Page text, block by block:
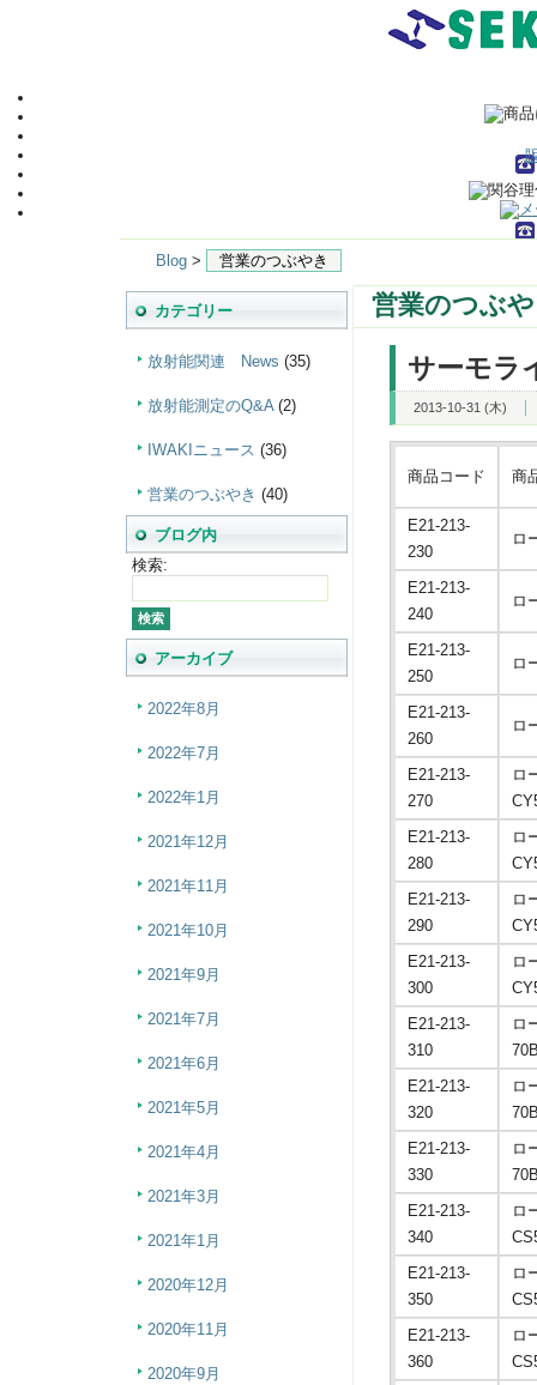
Blog > 営業のつぶやき
営業のつぶ
サーモラ
2013-10-31 (木)
商品コード 商
E21-213-
230
ロ
E21-213-
240
ロ
E21-213-
250
ロ
E21-213-
260
ロ
E21-213-
270
ロ
E21-213-
280
ロ
E21-213-
290
ロ
E21-213-
300
ロ
E21-213-
310
ロ
E21-213-
320
ロ
E21-213-
330
ロ
E21-213-
340
ロ
E21-213-
350
ロ
E21-213-
360
ロ
カテゴリー
放射能関連 News (35)
放射能測定のQ&A(2)
IWAKIニュース (36)
営業のつぶやき (40)
ブログ内
検索:
アーカイブ
2022年8月
2022年7月
2022年1月
2021年12月
2021年11月
2021年10月
2021年9月
2021年7月
2021年6月
2021年5月
2021年4月
2021年3月
2021年1月
2020年12月
2020年11月
2020年9月